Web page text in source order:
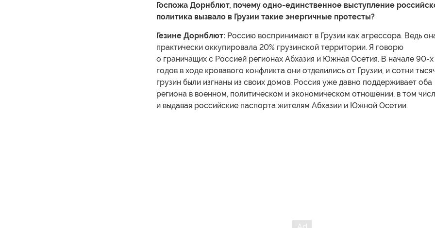
Госпожа Дорнблют, почему одно-единственное выступление
политика вызвало в Грузии такие энергичные протесты?
Гезине Дорнблют: Россию воспринимают в Грузии как агрессора. Ведь
практически оккупировала 20% грузинской территории. Я говорю
о граничащих с Россией регионах Абхазия и Южная Осетия. В начале 90-х
годов в ходе кровавого конфликта они отделились от Грузии, и сотни
грузин были изгнаны из своих домов. Россия уже давно поддерживает оба
региона в военном, политическом и экономическом отношении, в том
и выдавая российские паспорта жителям Абхазии и Южной Осетии.